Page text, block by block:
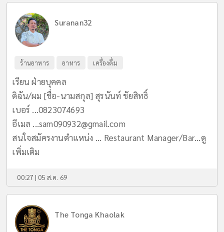
Suranan32
ร้านอาหาร อาหาร เครื่องดื่ม
เรียน ฝ่ายบุคคล
ดิฉัน/ผม [ชื่อ-นามสกุล] สุรนันท์ ชัยสิทธิ์
เบอร์ ...0823074693
อีเมล ...sam090932@gmail.com
สนใจสมัครงานตำแหน่ง ... Restaurant Manager/Bar...ดู
เพิ่มเติม
00:27 | 05 ส.ค. 69
The Tonga Khaolak